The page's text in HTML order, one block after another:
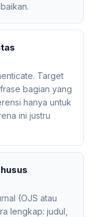
Target
bagian yang
hanya untuk
ini justru
(OJS atau
lengkap: judul,